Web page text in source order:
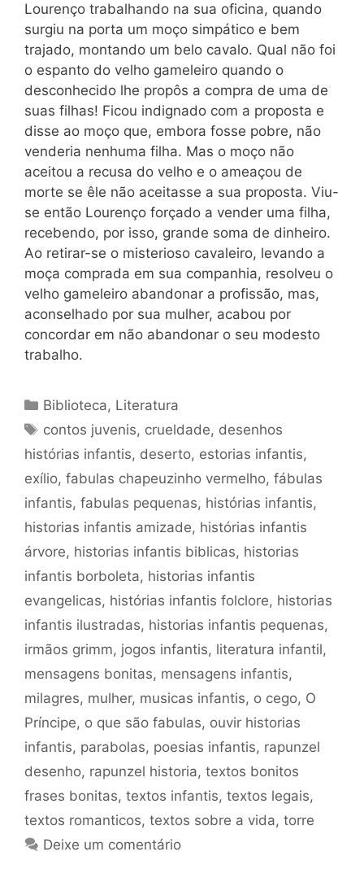
Lourenço trabalhando na sua oficina, quando
surgiu na porta um moço simpático e bem
trajado, montando um belo cavalo. Qual não foi
o espanto do velho gameleiro quando o
desconhecido lhe propôs a compra de uma de
suas filhas! Ficou indignado com a proposta e
disse ao moço que, embora fosse pobre, não
venderia nenhuma filha. Mas o moço não
aceitou a recusa do velho e o ameaçou de
morte se êle não aceitasse a sua proposta. Viu-
se então Lourenço forçado a vender uma filha,
recebendo, por isso, grande soma de dinheiro.
Ao retirar-se o misterioso cavaleiro, levando a
moça comprada em sua companhia, resolveu o
velho gameleiro abandonar a profissão, mas,
aconselhado por sua mulher, acabou por
concordar em não abandonar o seu modesto
trabalho.
Categorias
Biblioteca, Literatura
Tags
contos juvenis, crueldade, desenhos
histórias infantis, deserto, estorias infantis,
exílio, fabulas chapeuzinho vermelho, fábulas
infantis, fabulas pequenas, histórias infantis,
historias infantis amizade, histórias infantis
árvore, historias infantis biblicas, historias
infantis borboleta, historias infantis
evangelicas, histórias infantis folclore, historias
infantis ilustradas, historias infantis pequenas,
irmãos grimm, jogos infantis, literatura infantil,
mensagens bonitas, mensagens infantis,
milagres, mulher, musicas infantis, o cego, O
Príncipe, o que são fabulas, ouvir historias
infantis, parabolas, poesias infantis, rapunzel
desenho, rapunzel historia, textos bonitos
frases bonitas, textos infantis, textos legais,
textos romanticos, textos sobre a vida, torre
Deixe um comentário